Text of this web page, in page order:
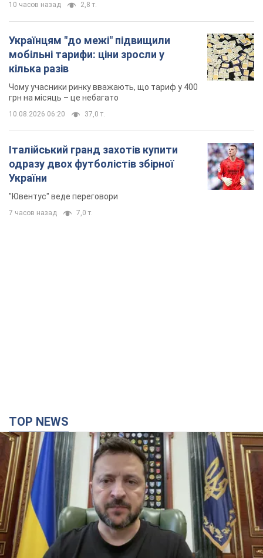
10 часов назад 2,8 т.
Українцям "до межі" підвищили
мобільні тарифи: ціни зросли у
кілька разів
Чому учасники ринку вважають, що тариф у 400
грн на місяць – це небагато
10.08.2026 06:20 37,0 т.
Італійський гранд захотів купити
одразу двох футболістів збірної
України
"Ювентус" веде переговори
7 часов назад 7,0 т.
TOP NEWS